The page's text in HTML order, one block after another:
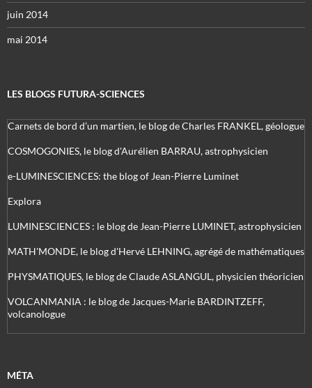
juin 2014
mai 2014
LES BLOGS FUTURA-SCIENCES
Carnets de bord d’un martien, le blog de Charles FRANKEL, géologue
COSMOGONIES, le blog d'Aurélien BARRAU, astrophysicien
e-LUMINESCIENCES: the blog of Jean-Pierre Luminet
Explora
LUMINESCIENCES : le blog de Jean-Pierre LUMINET, astrophysicien
MATH'MONDE, le blog d'Hervé LEHNING, agrégé de mathématiques
PHYSMATIQUES, le blog de Claude ASLANGUL, physicien théoricien
VOLCANMANIA : le blog de Jacques-Marie BARDINTZEFF,
volcanologue
MÉTA